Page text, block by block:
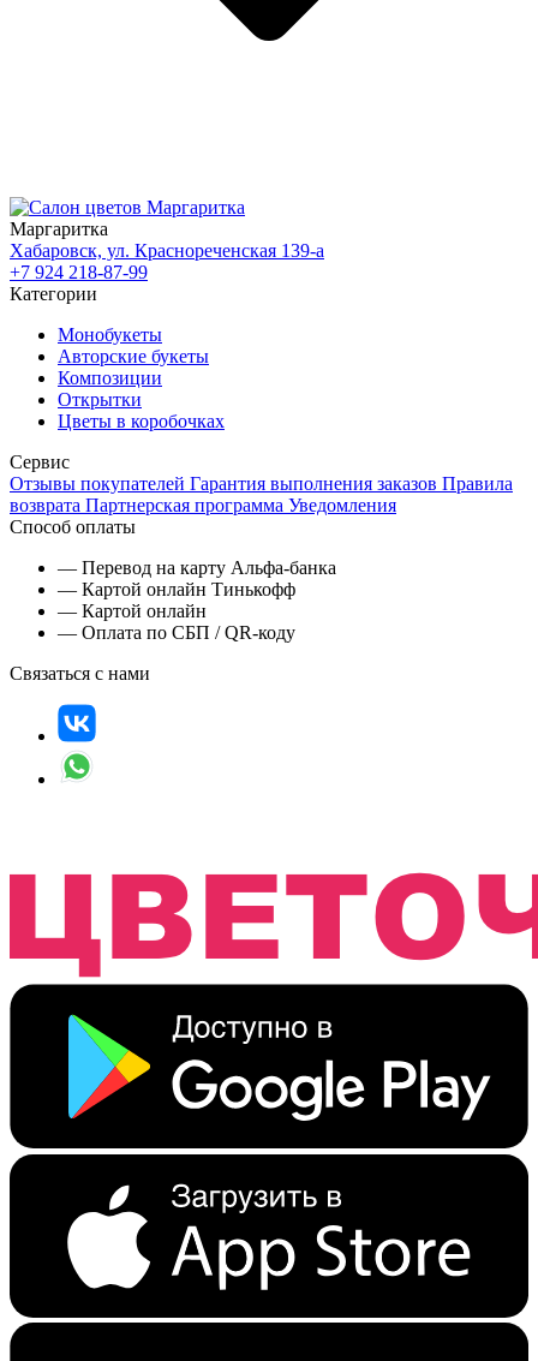
Маргаритка
Хабаровск, ул. Краснореченская 139-а
+7 924 218-87-99
Категории
Монобукеты
Авторские букеты
Композиции
Открытки
Цветы в коробочках
Сервис
Отзывы покупателей Гарантия выполнения заказов Правила
возврата Партнерская программа Уведомления
Способ оплаты
— Перевод на карту Альфа-банка
— Картой онлайн Тинькофф
— Картой онлайн
— Оплата по СБП / QR-коду
Связаться с нами